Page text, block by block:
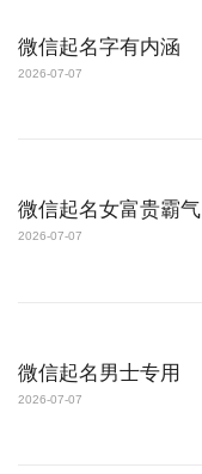
微信起名字有内涵
2026-07-07
微信起名女富贵霸气
2026-07-07
微信起名男士专用
2026-07-07